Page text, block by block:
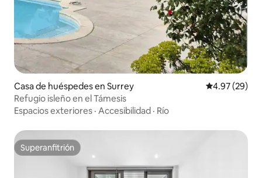
Casa de huéspedes en Surrey Calificación
4.97 (29)
Refugio isleño en el Támesis
Espacios exteriores · Accesibilidad · Río
Superanfitrión
Superanfitrión